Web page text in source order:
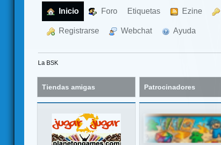
Inicio Foro Etiquetas Ezine
Registrarse Webchat Ayuda
La BSK
Tiendas amigas Patrocinadores